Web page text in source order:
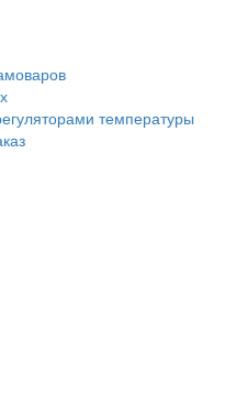
температуры